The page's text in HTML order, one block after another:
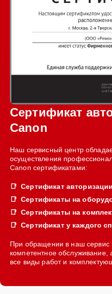
Сертификат
Canon
Наш сервисный центр
осуществления
Canon сертификатами:
Сертификат авторизации
Сертификаты на
Сертификаты на
Сертификат у каждого
При обращении в наш сервис
компетентное обслуживание,
все виды работ и